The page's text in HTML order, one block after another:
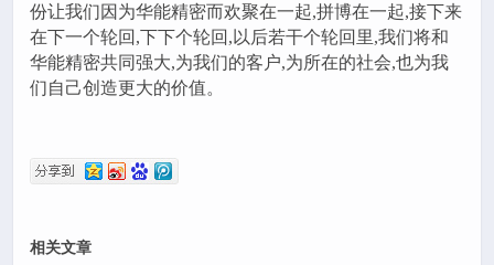
份让我们因为华能精密而欢聚在一起,拼博在一起,接下来
在下一个轮回,下下个轮回,以后若干个轮回里,我们将和
华能精密共同强大,为我们的客户,为所在的社会,也为我
们自己创造更大的价值。
相关文章